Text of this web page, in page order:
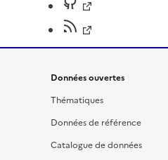
Données ouvertes
Thématiques
Données de référence
Catalogue de données